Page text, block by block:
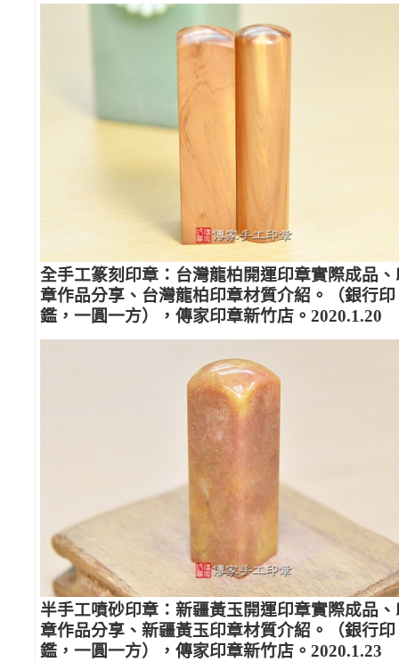
全手工篆刻印章：台灣龍柏開運印章實際成品、
章作品分享、台灣龍柏印章材質介紹。（銀行印
鑑，一圓一方），傳家印章新竹店。2020.1.20
半手工噴砂印章：新疆黃玉開運印章實際成品、
章作品分享、新疆黃玉印章材質介紹。（銀行印
鑑，一圓一方），傳家印章新竹店。2020.1.23